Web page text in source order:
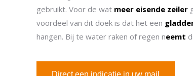
gebruikt. Voor de wat meer eisende zeiler
voordeel van dit doek is dat het een
hangen. Bij te water raken of regen neemt
Direct een indicatie in uw mail